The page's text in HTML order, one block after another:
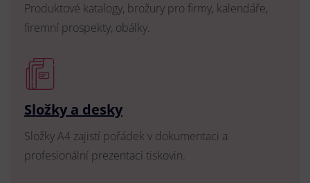
Produktové katalogy, brožury pro firmy, kalendáře,
firemní prospekty, obálky.
Složky a desky
Složky A4 zajistí pořádek v dokumentaci a
profesionální prezentaci tiskovin.